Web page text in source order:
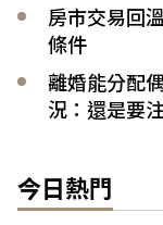
房市交易回
條件
離婚能分配
況：還是要
今日熱門